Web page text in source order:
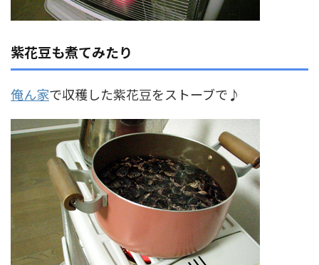
紫花豆も煮てみたり
俺ん家で収穫した紫花豆をストーブで♪